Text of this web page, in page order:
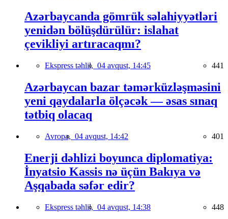
Azərbaycanda gömrük səlahiyyətləri
yenidən bölüşdürülür: islahat
çevikliyi artıracaqmı?
Ekspress təhlil, 04 avqust, 14:45 441
Azərbaycan bazar təmərküzləşməsini
yeni qaydalarla ölçəcək — əsas sınaq
tətbiq olacaq
Avropa, 04 avqust, 14:42 401
Enerji dəhlizi boyunca diplomatiya:
İnyatsio Kassis nə üçün Bakıya və
Aşqabada səfər edir?
Ekspress təhlil, 04 avqust, 14:38 448